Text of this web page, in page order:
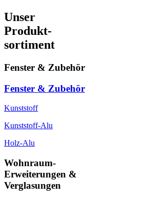
Unser
Produkt-
sortiment
Fenster & Zubehör
Fenster & Zubehör
Kunststoff
Kunststoff-Alu
Holz-Alu
Wohnraum-
Erweiterungen &
Verglasungen